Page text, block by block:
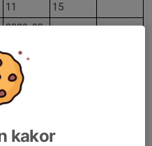
11
15
2020-08-
2021-12-
11
2021-12-
kakor